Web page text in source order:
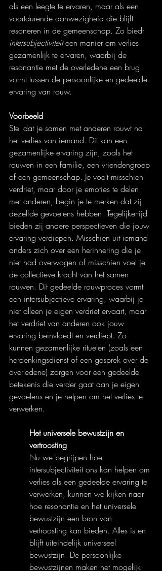
als een leegte te ervaren, maar als een
voortdurende aanwezigheid die blijft
resoneren in de gemeenschap. Zo biedt
intersubjectiviteit een manier om verlies
gezamenlijk te ervaren, waarbij de
resonantie met de overledene een brug
vormt tussen de persoonlijke en gedeelde
ervaring van rouw.
Voorbeeld
Stel dat je samen met anderen rouwt na
het verlies van iemand. Dit kan een
gezamenlijke ervaring zijn, zoals het
rouwen in een familie, een vriendengroep
of een gemeenschap. Je voelt misschien
verdriet, maar door je emoties te delen
met anderen, begin je te merken dat zij
dezelfde gevoelens hebben. Tegelijkertijd
bieden zij andere perspectieven die jouw
ervaring verdiepen. Misschien uit iemand
anders zich over een herinnering die je
niet had overwogen of misschien voel je
de collectieve kracht van het samen
rouwen. Dit gedeelde rouwproces vormt
een intersubjectieve ervaring, waarbij je
niet alleen je eigen verdriet ervaart, maar
het verdriet van anderen ook jouw
ervaring beïnvloedt en verdiept. Zo
kunnen gezamenlijke rituelen (zoals een
herdenkingsdienst of een gesprek over de
overledene) zorgen voor een gedeelde
betekenis die verder gaat dan je eigen
gevoelens en je helpen om het verlies te
verwerken.
Het universele bewustzijn en
vertroosting
Nu we begrijpen hoe
intersubjectiviteit ons kan helpen om
verlies als een gedeelde ervaring te
verwerken, kunnen we kijken naar
hoe resonantie en het universele
bewustzijn een bron van
vertroosting kan bieden. Alles is en
blijft uiteindelijk universeel
bewustzijn. De persoonlijke
bewustzijnen maken het mogelijk